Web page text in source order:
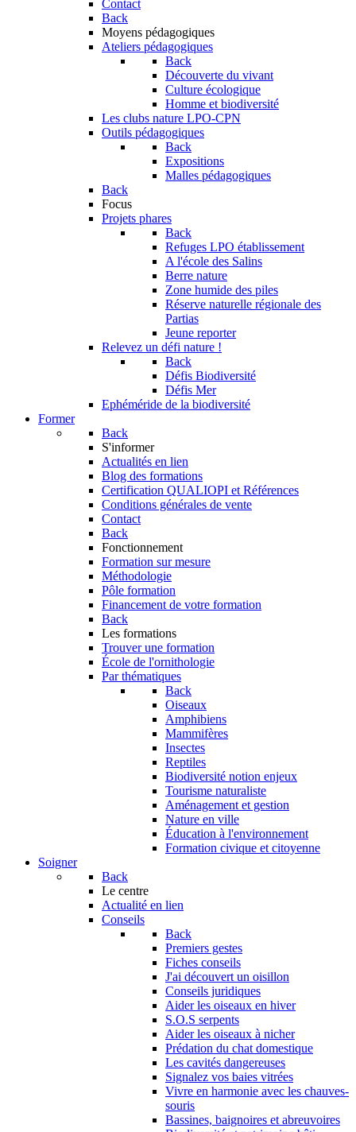
Contact
Back
Moyens pédagogiques
Ateliers pédagogiques
Back
Découverte du vivant
Culture écologique
Homme et biodiversité
Les clubs nature LPO-CPN
Outils pédagogiques
Back
Expositions
Malles pédagogiques
Back
Focus
Projets phares
Back
Refuges LPO établissement
A l'école des Salins
Berre nature
Zone humide des piles
Réserve naturelle régionale des
Partias
Jeune reporter
Relevez un défi nature !
Back
Défis Biodiversité
Défis Mer
Ephéméride de la biodiversité
Former
Back
S'informer
Actualités en lien
Blog des formations
Certification QUALIOPI et Références
Conditions générales de vente
Contact
Back
Fonctionnement
Formation sur mesure
Méthodologie
Pôle formation
Financement de votre formation
Back
Les formations
Trouver une formation
École de l'ornithologie
Par thématiques
Back
Oiseaux
Amphibiens
Mammifères
Insectes
Reptiles
Biodiversité notion enjeux
Tourisme naturaliste
Aménagement et gestion
Nature en ville
Éducation à l'environnement
Formation civique et citoyenne
Soigner
Back
Le centre
Actualité en lien
Conseils
Back
Premiers gestes
Fiches conseils
J'ai découvert un oisillon
Conseils juridiques
Aider les oiseaux en hiver
S.O.S serpents
Aider les oiseaux à nicher
Prédation du chat domestique
Les cavités dangereuses
Signalez vos baies vitrées
Vivre en harmonie avec les chauves-
souris
Bassines, baignoires et abreuvoires